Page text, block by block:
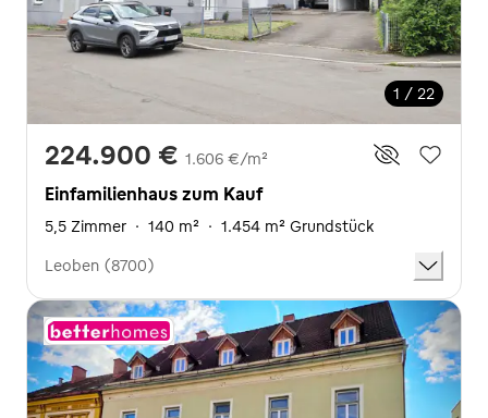
1 / 22
224.900 € 1.606 €/m²
Einfamilienhaus zum Kauf
5,5 Zimmer · 140 m² · 1.454 m² Grundstück
Leoben (8700)